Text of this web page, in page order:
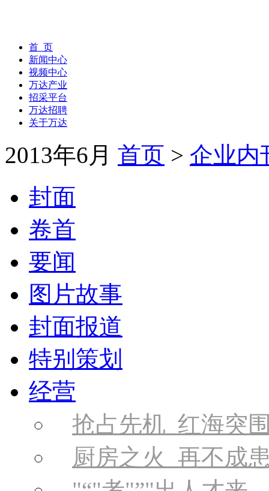
首 页
新闻中心
视频中心
万达产业
招采平台
万达招聘
关于万达
2013年6月 首页 > 企业内
封面
卷首
要闻
图片故事
封面报道
特别策划
经营
抢占先机 红海突
厨房之火 再不成